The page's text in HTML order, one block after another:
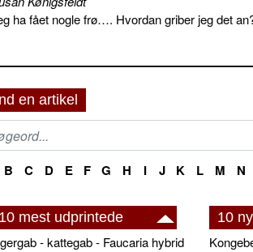
ha fået nogle frø…. Hvordan griber jeg det
en artikel
B C D E F G H I J K L M N
10 mest udprintede
- kattegab - Faucaria hybrid
10